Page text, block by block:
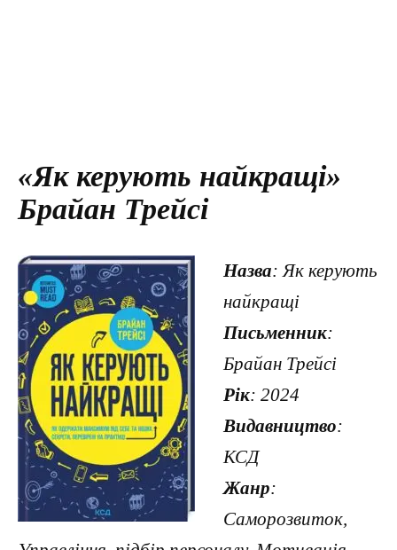
«Як керують найкращі»
Брайан Трейсі
Назва: Як керують
найкращі
Письменник:
Брайан Трейсі
Рік: 2024
Видавництво:
КСД
Жанр:
Саморозвиток,